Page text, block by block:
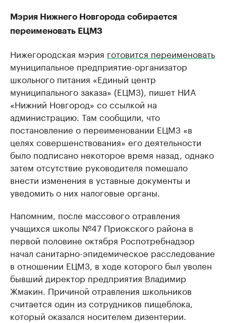
Мэрия Нижнего Новгорода собирается
переименовать ЕЦМЗ
Нижегородская мэрия готовится переименовать
муниципальное предприятие-организатор
школьного питания «Единый центр
муниципального заказа» (ЕЦМЗ), пишет НИА
«Нижний Новгород» со ссылкой на
администрацию. Там сообщили, что
постановление о переименовании ЕЦМЗ «в
целях совершенствования» его деятельности
было подписано некоторое время назад, однако
затем отсутствие руководителя помешало
внести изменения в уставные документы и
уведомить о них налоговые органы.
Напомним, после массового отравления
учащихся школы №47 Приокского района в
первой половине октября Роспотребнадзор
начал санитарно-эпидемическое расследование
в отношении ЕЦМЗ, в ходе которого был уволен
бывший директор предприятия Владимир
Жмакин. Причиной отравления школьников
считается один из сотрудников пищеблока,
который оказался носителем дизентерии.